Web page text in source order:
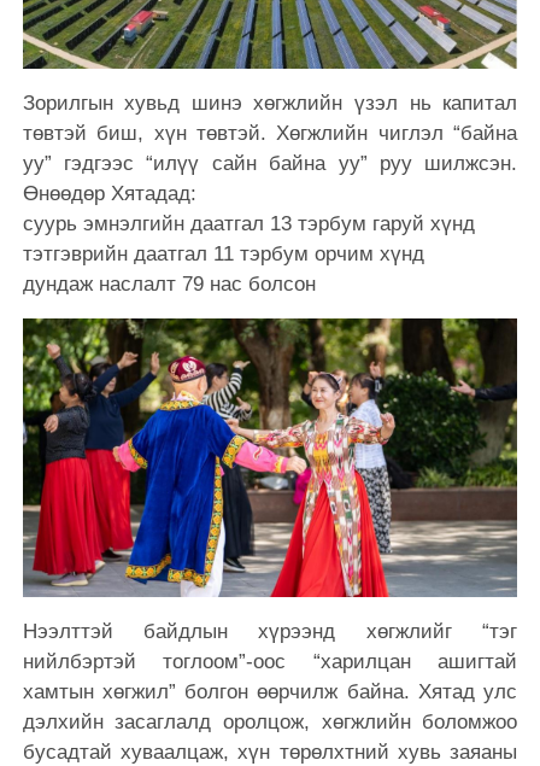
Зорилгын хувьд шинэ хөгжлийн үзэл нь капитал
төвтэй биш, хүн төвтэй. Хөгжлийн чиглэл “байна
уу” гэдгээс “илүү сайн байна уу” руу шилжсэн.
Өнөөдөр Хятадад:
суурь эмнэлгийн даатгал 13 тэрбум гаруй хүнд
тэтгэврийн даатгал 11 тэрбум орчим хүнд
дундаж наслалт 79 нас болсон
Нээлттэй байдлын хүрээнд хөгжлийг “тэг
нийлбэртэй тоглоом”-оос “харилцан ашигтай
хамтын хөгжил” болгон өөрчилж байна. Хятад улс
дэлхийн засаглалд оролцож, хөгжлийн боломжоо
бусадтай хуваалцаж, хүн төрөлхтний хувь заяаны